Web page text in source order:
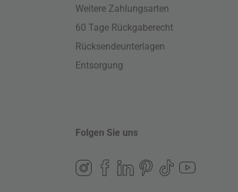
Weitere Zahlungsarten
60 Tage Rückgaberecht
Rücksendeunterlagen
Entsorgung
Folgen Sie uns